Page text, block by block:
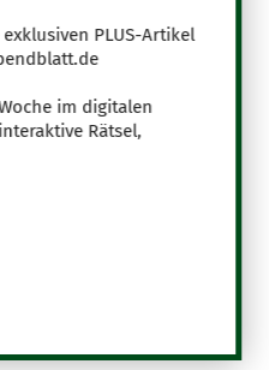
PLUS-Artikel
im digitalen
Rätsel,